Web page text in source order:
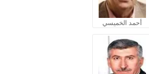
أحمد الخميسي